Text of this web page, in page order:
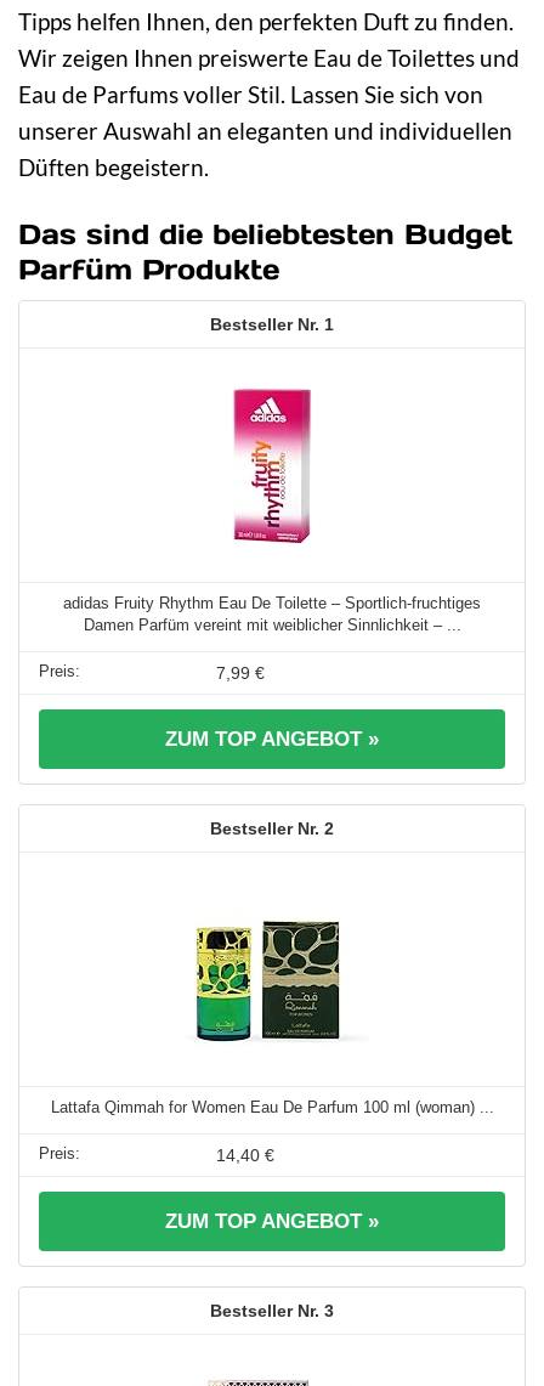
Tipps helfen Ihnen, den perfekten Duft zu finden.
Wir zeigen Ihnen preiswerte Eau de Toilettes und
Eau de Parfums voller Stil. Lassen Sie sich von
unserer Auswahl an eleganten und individuellen
Düften begeistern.
Das sind die beliebtesten Budget
Parfüm Produkte
1
adidas Fruity Rhythm Eau De Toilette – Sportlich-fruchtiges
Damen Parfüm vereint mit weiblicher Sinnlichkeit – ...
7,99 €
ZUM TOP ANGEBOT »
2
Lattafa Qimmah for Women Eau De Parfum 100 ml (woman) ...
14,40 €
ZUM TOP ANGEBOT »
3